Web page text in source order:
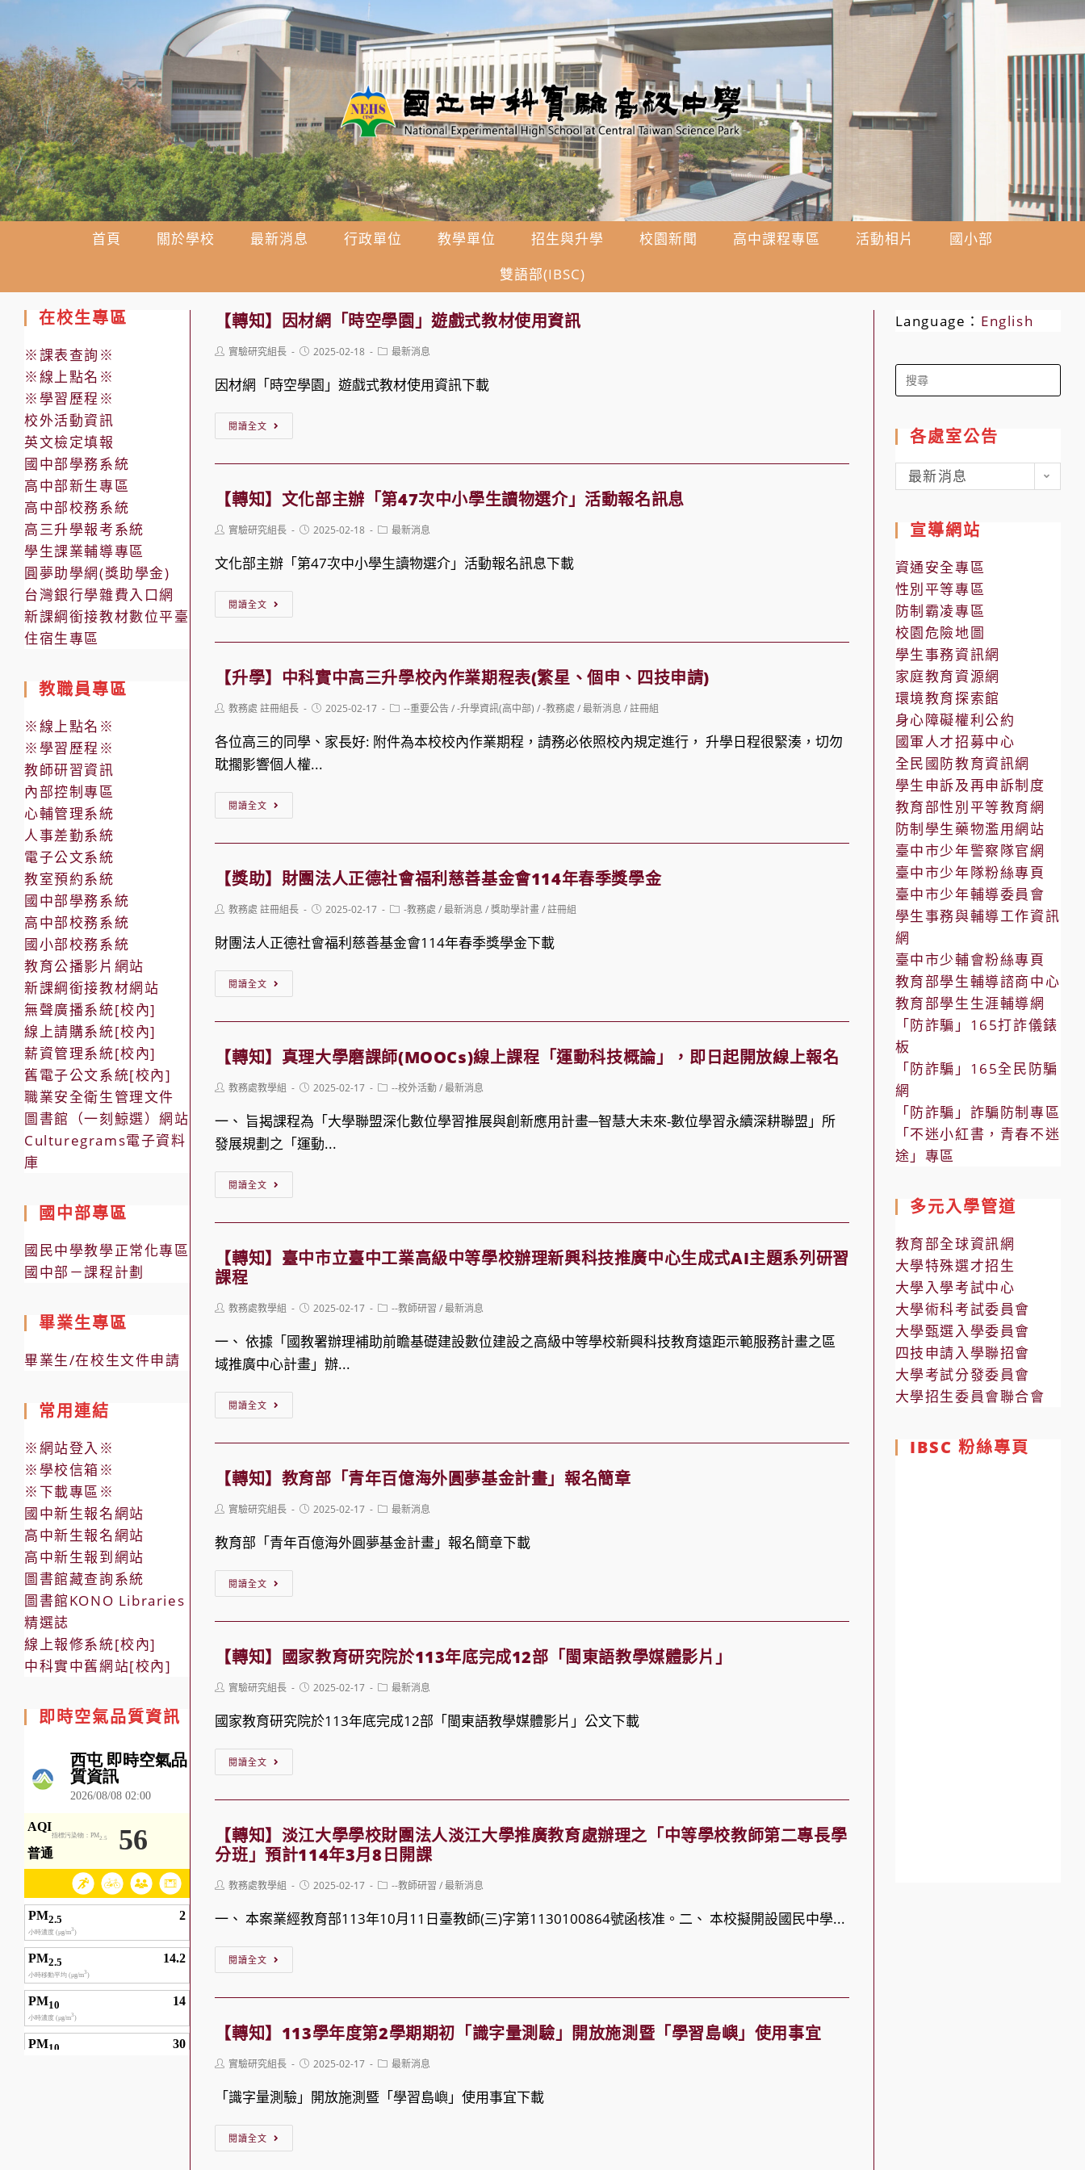
至
主
要
內
容
首頁 關於學校 最新消息 行政單位 教學單位 招生與升學 校園新聞 高中課程專區 活動相片
國小部
雙語部(IBSC)
【轉知】因材網「時空學園」遊戲式教材使用資訊
Post實驗研究組長
Post2025-02-18
Post最新消息
因材網「時空學園」遊戲式教材使用資訊下載
閱讀全文
因
材
網
「時
空
戲
式
材
使
用
【轉知】文化部主辦「第47次中小學生讀物選介」活動報名訊息
Post實驗研究組長
Post2025-02-18
Post最新消息
文化部主辦「第47次中小學生讀物選介」活動報名訊息下載
閱讀全文
文
化
部
主
辦
「第
小
學
讀
物
報
訊
息
【升學】中科實中高三升學校內作業期程表(繁星、個申、四技申請)
Post教務處 註冊組長
Post2025-02-17
Post--重要公告 / -升學資訊(高中部) / -教務處 / 最新消息 / 註冊組
各位高三的同學、家長好: 附件為本校校內作業期程，請務必依照校內規定進行， 升學日程很緊湊，切勿
耽擱影響個人權...
閱讀全文
中
科
實
中
高
校
內
業
期
程
申、
技
請)
【獎助】財團法人正德社會福利慈善基金會114年春季獎學金
Post教務處 註冊組長
Post2025-02-17
Post-教務處 / 最新消息 / 獎助學計畫 / 註冊組
財團法人正德社會福利慈善基金會114年春季獎學金下載
閱讀全文
財
團
法
人
正
德
利
慈
會
114
學
金
【轉知】真理大學磨課師(MOOCs)線上課程「運動科技概論」，即日起開放線上報名
Post教務處教學組
Post2025-02-17
Post--校外活動 / 最新消息
一、 旨揭課程為「大學聯盟深化數位學習推展與創新應用計畫─智慧大未來-數位學習永續深耕聯盟」所
發展規劃之「運動...
閱讀全文
真
理
大
磨
課
師
程
科
日
起
放
線
【轉知】臺中市立臺中工業高級中等學校辦理新興科技推廣中心生成式AI主題系列研習
課程
Post教務處教學組
Post2025-02-17
Post--教師研習 / 最新消息
一、 依據「國教署辦理補助前瞻基礎建設數位建設之高級中等學校新興科技教育遠距示範服務計畫之區
域推廣中心計畫」辦...
閱讀全文
臺
中
市
立
臺
高
級
等
學
興
科
技
廣
中
式
AI
題
系
列
【轉知】教育部「青年百億海外圓夢基金計畫」報名簡章
Post實驗研究組長
Post2025-02-17
Post最新消息
教育部「青年百億海外圓夢基金計畫」報名簡章下載
閱讀全文
教
育
部
「青
年
外
圓
夢
計
章
【轉知】國家教育研究院於113年底完成12部「閩東語教學媒體影片」
Post實驗研究組長
Post2025-02-17
Post最新消息
國家教育研究院於113年底完成12部「閩東語教學媒體影片」公文下載
閱讀全文
國
家
教
研
究
底
12
【轉知】淡江大學學校財團法人淡江大學推廣教育處辦理之「中等學校教師第二專長學
分班」預計114年3月8日開課
Post教務處教學組
Post2025-02-17
Post--教師研習 / 最新消息
一、 本案業經教育部113年10月11日臺教師(三)字第1130100864號函核准。二、 本校擬開設國民中學...
閱讀全文
淡
江
學
學
【轉知】113學年度第2學期期初「識字量測驗」開放施測暨「學習島嶼」使用事宜
Post實驗研究組長
Post2025-02-17
Post最新消息
「識字量測驗」開放施測暨「學習島嶼」使用事宜下載
閱讀全文
在校生專區
※課表查詢※
※線上點名※
※學習歷程※
校外活動資訊
英文檢定填報
國中部學務系統
高中部新生專區
高中部校務系統
高三升學報考系統
學生課業輔導專區
圓夢助學網(獎助學金)
台灣銀行學雜費入口網
新課綱銜接教材數位平臺
住宿生專區
教職員專區
※線上點名※
※學習歷程※
教師研習資訊
內部控制專區
心輔管理系統
人事差勤系統
電子公文系統
教室預約系統
國中部學務系統
高中部校務系統
國小部校務系統
教育公播影片網站
新課綱銜接教材網站
無聲廣播系統[校內]
線上請購系統[校內]
薪資管理系統[校內]
舊電子公文系統[校內]
職業安全衛生管理文件
圖書館（一刻鯨選）網站
Culturegrams電子資料
庫
國中部專區
國民中學教學正常化專區
國中部－課程計劃
畢業生專區
畢業生/在校生文件申請
常用連結
※網站登入※
※學校信箱※
※下載專區※
國中新生報名網站
高中新生報名網站
高中新生報到網站
圖書館藏查詢系統
圖書館KONO Libraries
精選誌
線上報修系統[校內]
中科實中舊網站[校內]
即時空氣品質資訊
Language： English
Search
for:
各處室公告
各
處
公
告
最新消息
宣導網站
資通安全專區
性別平等專區
防制霸凌專區
校園危險地圖
學生事務資訊網
家庭教育資源網
環境教育探索館
身心障礙權利公約
國軍人才招募中心
全民國防教育資訊網
學生申訴及再申訴制度
教育部性別平等教育網
防制學生藥物濫用網站
臺中市少年警察隊官網
臺中市少年隊粉絲專頁
臺中市少年輔導委員會
學生事務與輔導工作資訊
網
臺中市少輔會粉絲專頁
教育部學生輔導諮商中心
教育部學生生涯輔導網
「防詐騙」165打詐儀錶
板
「防詐騙」165全民防騙
網
「防詐騙」詐騙防制專區
「不迷小紅書，青春不迷
途」專區
多元入學管道
教育部全球資訊網
大學特殊選才招生
大學入學考試中心
大學術科考試委員會
大學甄選入學委員會
四技申請入學聯招會
大學考試分發委員會
大學招生委員會聯合會
IBSC 粉絲專頁